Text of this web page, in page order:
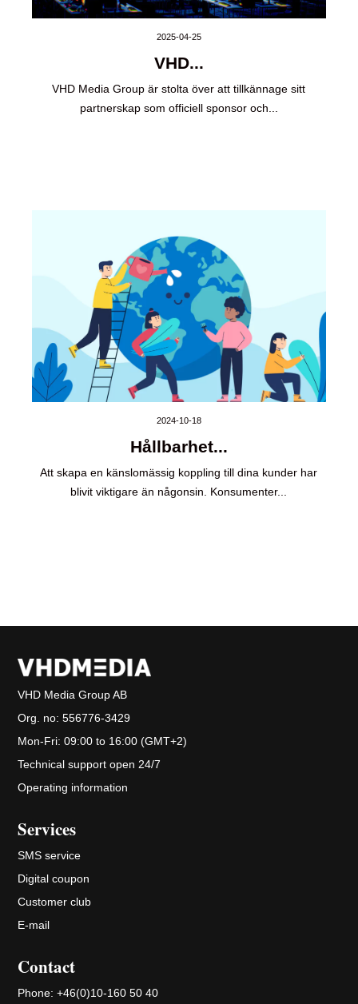
2025-04-25
VHD...
VHD Media Group är stolta över att tillkännage sitt
partnerskap som officiell sponsor och...
2024-10-18
Hållbarhet...
Att skapa en känslomässig koppling till dina kunder har
blivit viktigare än någonsin. Konsumenter...
VHD Media Group AB
Org. no:556776-3429
Mon-Fri: 09:00 to 16:00 (GMT+2)
Technical support open 24/7
Operating information
Services
SMS service
Digital coupon
Customer club
E-mail
Contact
Phone:+46(0)10-160 50 40